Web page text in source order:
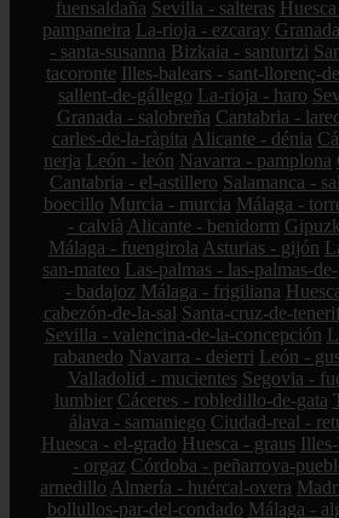
fuensaldaña Sevilla - salteras
pampaneira La-rioja - ezcaray
- santa-susanna Bizkaia - santurtzi
tacoronte Illes-balears - sant-llorenç-
sallent-de-gállego La-rioja - haro
Granada - salobreña Cantabria -
carles-de-la-ràpita Alicante - dénia
nerja León - león Navarra - pamplona
Cantabria - el-astillero Salamanca -
boecillo Murcia - murcia Málaga -
- calvià Alicante - benidorm
Málaga - fuengirola Asturias - gijón
san-mateo Las-palmas - las-palmas-
- badajoz Málaga - frigiliana
cabezón-de-la-sal Santa-cruz-de-
Sevilla - valencina-de-la-concepción
rabanedo Navarra - deierri León -
Valladolid - mucientes Segovia -
lumbier Cáceres - robledillo-de-gata
álava - samaniego Ciudad-real -
Huesca - el-grado Huesca - graus
- orgaz Córdoba - peñarroya-
arnedillo Almería - huércal-overa
bollullos-par-del-condado Málaga -